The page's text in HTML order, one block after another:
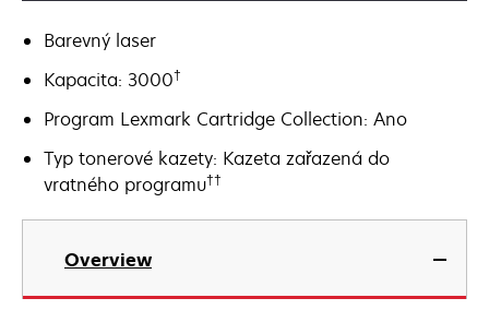
Barevný laser
Kapacita: 3000†
Program Lexmark Cartridge Collection: Ano
Typ tonerové kazety: Kazeta zařazená do
vratného programu††
Overview